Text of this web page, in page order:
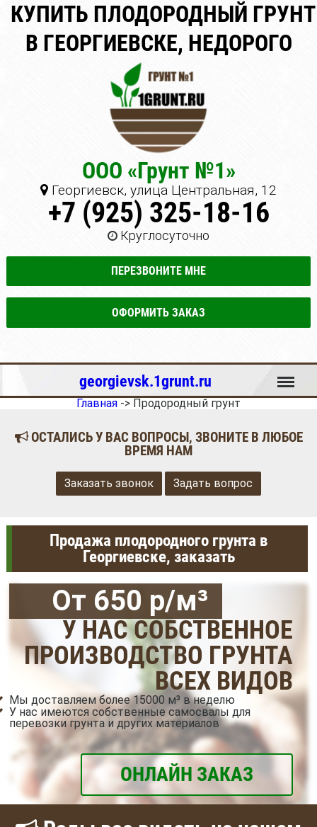
КУПИТЬ ПЛОДОРОДНЫЙ ГРУНТ
В ГЕОРГИЕВСКЕ, НЕДОРОГО
ООО «Грунт №1»
Георгиевск, улица Центральная, 12
+7 (925) 325-18-16
Круглосуточно
ПЕРЕЗВОНИТЕ МНЕ
ОФОРМИТЬ ЗАКАЗ
georgievsk.1grunt.ru Меню
Главная -> Продородный грунт
ОСТАЛИСЬ У ВАС ВОПРОСЫ, ЗВОНИТЕ В ЛЮБОЕ
ВРЕМЯ НАМ
Заказать звонок Задать вопрос
Продажа плодородного грунта в
Георгиевске, заказать
От 650 р/м³
У НАС СОБСТВЕННОЕ
ПРОИЗВОДСТВО ГРУНТА
ВСЕХ ВИДОВ
Мы доставляем более 15000 м³ в неделю
У нас имеются собственные самосвалы для
перевозки грунта и других материалов
ОНЛАЙН ЗАКАЗ